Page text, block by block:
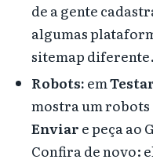
de a gente
algumas
sitemap diferente.
Robots: em
mostra um robots
Enviar e peça ao
Confira de novo: